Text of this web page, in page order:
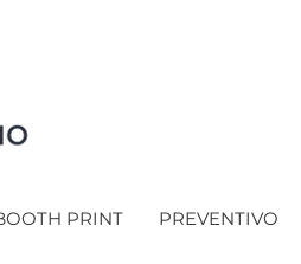
PRINT PREVENTIVO